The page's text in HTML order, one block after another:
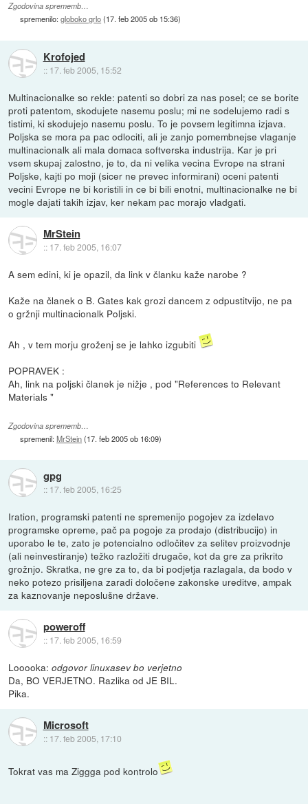
Zgodovina sprememb…
spremenilo:globoko grlo(17. feb 2005 ob 15:36)
Krofojed
:: 17. feb 2005, 15:52
Multinacionalke so rekle: patenti so dobri za nas posel; ce se borite
proti patentom, skodujete nasemu poslu; mi ne sodelujemo radi s
tistimi, ki skodujejo nasemu poslu. To je povsem legitimna izjava.
Poljska se mora pa pac odlociti, ali je zanjo pomembnejse vlaganje
multinacionalk ali mala domaca softverska industrija. Kar je pri
vsem skupaj zalostno, je to, da ni velika vecina Evrope na strani
Poljske, kajti po moji (sicer ne prevec informirani) oceni patenti
vecini Evrope ne bi koristili in ce bi bili enotni, multinacionalke ne bi
mogle dajati takih izjav, ker nekam pac morajo vladgati.
MrStein
:: 17. feb 2005, 16:07
A sem edini, ki je opazil, da link v članku kaže narobe ?
Kaže na članek o B. Gates kak grozi dancem z odpustitvijo, ne pa
o gržnji multinacionalk Poljski.
Ah , v tem morju groženj se je lahko izgubiti
POPRAVEK :
Ah, link na poljski članek je nižje , pod "References to Relevant
Materials "
Zgodovina sprememb…
spremenil:MrStein(17. feb 2005 ob 16:09)
gpg
:: 17. feb 2005, 16:25
Iration, programski patenti ne spremenijo pogojev za izdelavo
programske opreme, pač pa pogoje za prodajo (distribucijo) in
uporabo le te, zato je potencialno odločitev za selitev proizvodnje
(ali neinvestiranje) težko razložiti drugače, kot da gre za prikrito
grožnjo. Skratka, ne gre za to, da bi podjetja razlagala, da bodo v
neko potezo prisiljena zaradi določene zakonske ureditve, ampak
za kaznovanje neposlušne države.
poweroff
:: 17. feb 2005, 16:59
Looooka:odgovor linuxasev bo verjetno
Da, BO VERJETNO. Razlika od JE BIL.
Pika.
Microsoft
:: 17. feb 2005, 17:10
Tokrat vas ma Ziggga pod kontrolo